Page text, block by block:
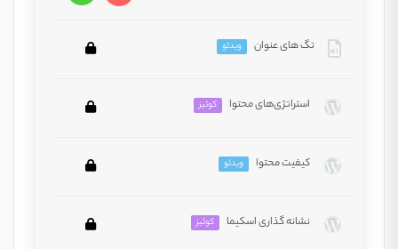
در این بخش، شرکت‌کنندگان یاد می‌گیرند که Meta
کلیک‌ها و توجه مخاطبان داشته باشد. تکنیک‌های نوشتن
بررسی قرار می‌گیرد.
تگ های عنوان ویدئو
این بخش خصوصی می باشد. برای دسترسی کامل به
استراتژی‌های محتوا کوئیز
این بخش خصوصی می باشد. برای دسترسی کامل به
کیفیت محتوا ویدئو
این بخش خصوصی می باشد. برای دسترسی کامل به
نشانه گذاری اسکیما کوئیز